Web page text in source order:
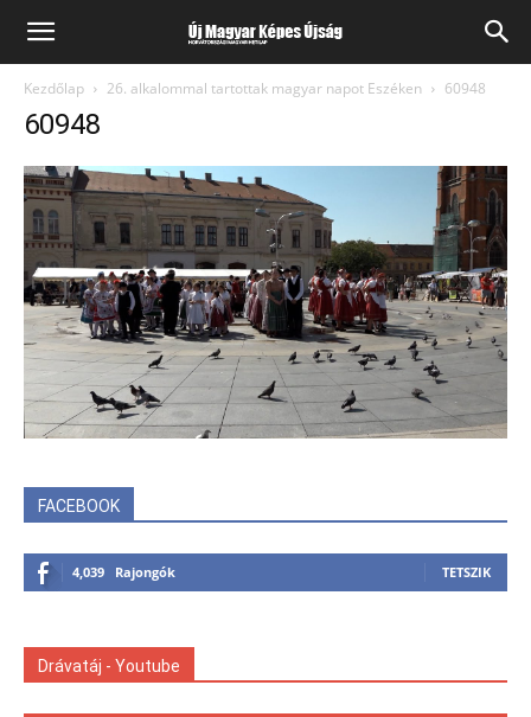
Kezdőlap 26. alkalommal tartottak magyar napot Eszéken 60948
60948
FACEBOOK
4,039 Rajongók TETSZIK
Drávatáj - Youtube